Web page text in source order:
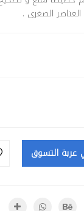
الصغرى .
التسوق